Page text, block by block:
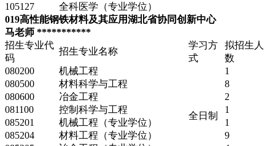
105127
全科医学（专业学位）
019高性能钢铁材料及其应用湖北省协同创新中心
马老师 ***********
招生专业代
码
招生专业名称
学习方
式
拟招生人
数
080200
机械工程
全日制
1
080500
材料科学与工程
8
080600
冶金工程
2
081100
控制科学与工程
1
085201
机械工程（专业学位）
1
085204
材料工程（专业学位）
9